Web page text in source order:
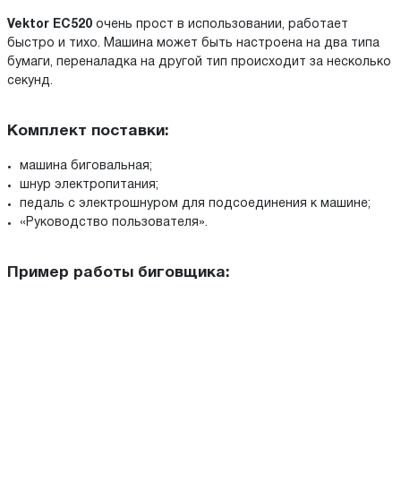
Vektor EC520 очень прост в использовании, работает
быстро и тихо. Машина может быть настроена на два типа
бумаги, переналадка на другой тип происходит за несколько
секунд.
Комплект поставки:
машина биговальная;
шнур электропитания;
педаль с электрошнуром для подсоединения к машине;
«Руководство пользователя».
Пример работы биговщика: